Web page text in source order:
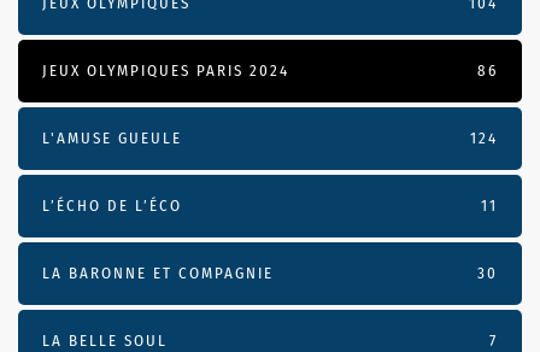
JEUX OLYMPIQUES PARIS 2024 86
L'AMUSE GUEULE 124
L’ÉCHO DE L’ÉCO 11
LA BARONNE ET COMPAGNIE 30
LA BELLE SOUL 7